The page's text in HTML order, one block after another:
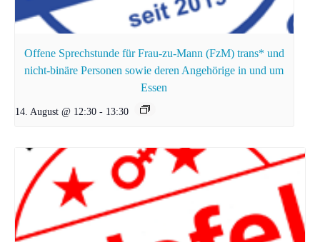
Offene Sprechstunde für Frau-zu-Mann (FzM) trans* und
nicht-binäre Personen sowie deren Angehörige in und um
Essen
14. August @ 12:30 - 13:30